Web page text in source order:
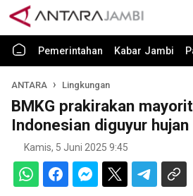
Pemerintahan Kabar Jambi
ANTARA Lingkungan
BMKG prakirakan
Indonesian diguyur
Kamis, 5 Juni 2025 9:45